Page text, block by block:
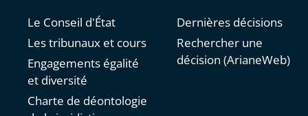
Le Conseil d'État
Les tribunaux et cours
Engagements égalité
et diversité
Charte de déontologie
Dernières décisions
Rechercher une
décision (ArianeWeb)